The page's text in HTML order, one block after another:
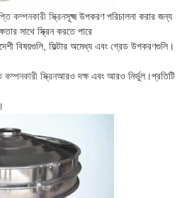
কম্পনকারী স্ক্রিনসূক্ষ্ম উপকরণ পরিচালনা করার জন্য
সাথে স্ক্রিন করতে পারে
বিষয়গুলি, ফিল্টার অমেধ্য এবং গ্রেড উপকরণগুলি।
স্ক্রিনআরও দক্ষ এবং আরও নির্ভুল।প্রতিটি